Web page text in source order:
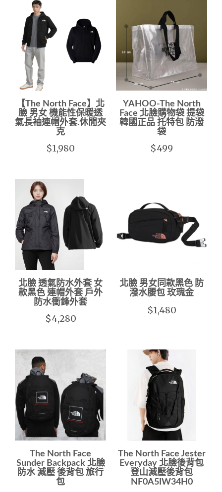
【The North Face】北
臉 男女 機能性保暖透
氣長袖連帽外套.休閒夾
克
$1,980
YAHOO-The North
Face 北臉購物袋 提袋
韓國正品 托特包 防潑
袋
$499
北臉 透氣防水外套 女
款黑色 連帽外套 戶外
防水衝鋒外套
$4,280
北臉 男女同款黑色 防
潑水腰包 玫瑰金
$1,480
The North Face
Sunder Backpack 北臉
防水 減壓 後背包 旅行
包
The North Face Jester
Everyday 北臉後背包
登山減壓後背包
NF0A5IW34H0